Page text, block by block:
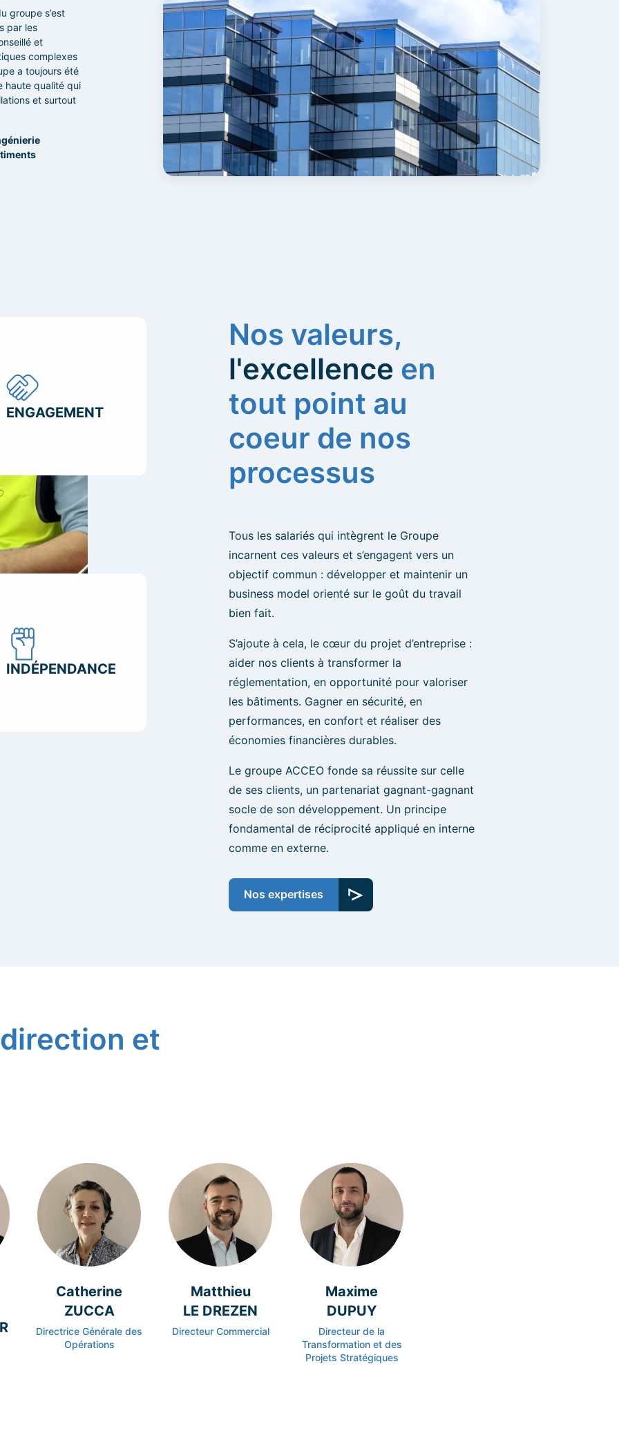
groupe s’est
par les
et
complexes
a toujours été
haute qualité qui
et surtout
ENGAGEMENT
INDÉPENDANCE
Nos valeurs,
l'excellence en
tout point au
coeur de nos
processus
Tous les salariés qui intègrent le Groupe
incarnent ces valeurs et s’engagent vers un
objectif commun : développer et maintenir un
business model orienté sur le goût du travail
bien fait.
S’ajoute à cela, le cœur du projet d’entreprise :
aider nos clients à transformer la
réglementation, en opportunité pour valoriser
les bâtiments. Gagner en sécurité, en
performances, en confort et réaliser des
économies financières durables.
Le groupe ACCEO fonde sa réussite sur celle
de ses clients, un partenariat gagnant-gagnant
socle de son développement. Un principe
fondamental de réciprocité appliqué en interne
comme en externe.
Nos expertises
et
Catherine
ZUCCA
Directrice Générale des
Opérations
Matthieu
LE DREZEN
Directeur Commercial
Maxime
DUPUY
Directeur de la
Transformation et des
Projets Stratégiques